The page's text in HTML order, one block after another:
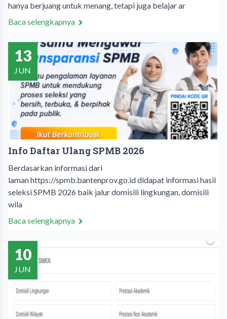
hanya berjuang untuk menang, tetapi juga belajar ar
Baca selengkapnya
13
JUN
Info Daftar Ulang SPMB 2026
Berdasarkan informasi dari
laman https://spmb.bantenprov.go.id didapat informasi hasil
seleksi SPMB 2026 baik jalur domisili lingkungan, domisili
wila
Baca selengkapnya
10
JUN